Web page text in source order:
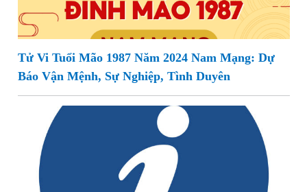
Tử Vi Tuổi Mão 1987 Năm 2024 Nam Mạng: Dự
Báo Vận Mệnh, Sự Nghiệp, Tình Duyên